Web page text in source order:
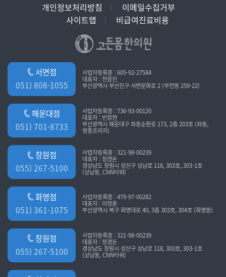
개인정보처리방침
이메일수집거부
사이트맵
비급여진료비용
서면점
051) 808-1055
사업자등록증 : 605-92-27584
대표자 : 전응진
부산광역시 부산진구 서면문화로 2 (부전동 259-22)
해운대점
051) 701-8733
사업자등록증 : 736-93-00120
대표자 : 빈창현
부산광역시 해운대구 좌동순환로 173, 2층 203호 (좌동,
영풍프라자)
창원점
055) 267-5100
사업자등록증 : 321-98-00239
대표자 : 정경돈
경상남도 창원시 성산구 상남로 118, 303호, 303-1호
(상남동, CNN타워)
화명점
051) 361-1075
사업자등록증 : 479-97-00282
대표자 : 이정훈
부산광역시 북구 화명대로 40, 3층 303호, 304호 (화명동)
창원점
055) 267-5100
사업자등록증 : 321-98-00239
대표자 : 정경돈
경상남도 창원시 성산구 상남로 118, 303호, 303-1호
(상남동, CNN타워)